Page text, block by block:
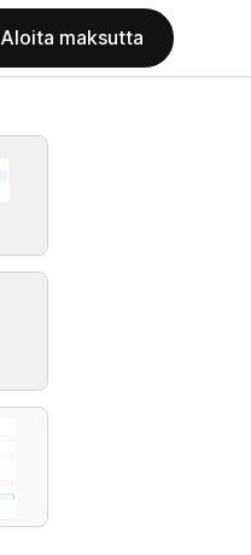
Aloita maksutta